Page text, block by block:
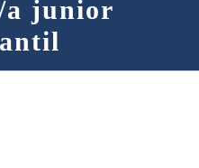
a junior